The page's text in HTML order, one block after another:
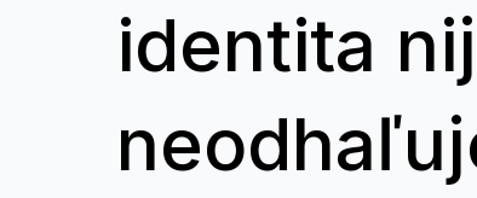
identita